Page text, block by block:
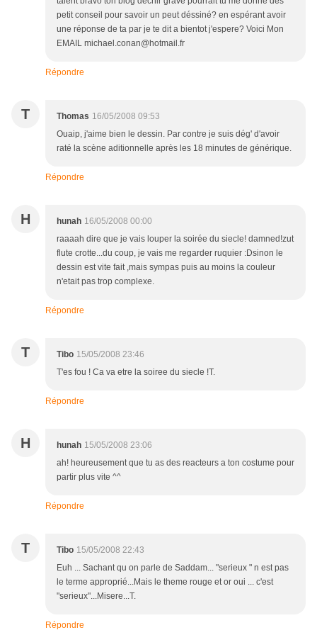
petit conseil pour savoir un peut déssiné? en espérant avoir
une réponse de ta par je te dit a bientot j'espere? Voici Mon
EMAIL michael.conan@hotmail.fr
Répondre
T Thomas 16/05/2008 09:53
Ouaip, j'aime bien le dessin. Par contre je suis dég' d'avoir
raté la scène aditionnelle après les 18 minutes de générique.
Répondre
H hunah 16/05/2008 00:00
raaaah dire que je vais louper la soirée du siecle! damned!zut
flute crotte...du coup, je vais me regarder ruquier :Dsinon le
dessin est vite fait ,mais sympas puis au moins la couleur
n'etait pas trop complexe.
Répondre
T Tibo 15/05/2008 23:46
T'es fou ! Ca va etre la soiree du siecle !T.
Répondre
H hunah 15/05/2008 23:06
ah! heureusement que tu as des reacteurs a ton costume pour
partir plus vite ^^
Répondre
T Tibo 15/05/2008 22:43
Euh ... Sachant qu on parle de Saddam... "serieux " n est pas
le terme approprié...Mais le theme rouge et or oui ... c'est
"serieux"...Misere...T.
Répondre